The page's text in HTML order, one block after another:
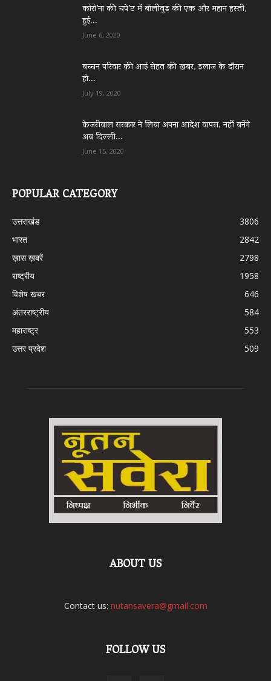
कोरो’ना की चपे’ट में बॉलीवुड की एक और महान हस्ती,
हुई...
June 6, 2020
बच्चन परिवार की आई सेहत की खबर, इलाज के दौरान
हो...
July 19, 2020
केजरीवाल सरकार ने लिया अपना आदेश वापस, नहीं बनेंगे
अब दिल्ली...
June 15, 2020
POPULAR CATEGORY
उत्तराखंड
3806
भारत
2842
ख़ास ख़बरें
2798
राष्ट्रीय
1958
विशेष खबर
646
अंतरराष्ट्रीय
584
महाराष्ट्र
553
उत्तर प्रदेश
509
ABOUT US
Contact us: nutansavera@gmail.com
FOLLOW US